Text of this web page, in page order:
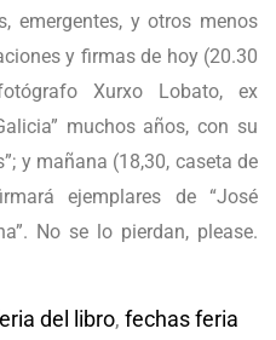
emergentes, y otros menos
y firmas de hoy (20.30
Xurxo Lobato, ex
muchos años, con su
y mañana (18,30, caseta de
ejemplares de “José
No se lo pierdan, please.
del libro, fechas feria